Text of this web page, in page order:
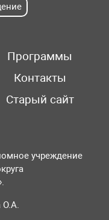
Программы
Контакты
Старый сайт
учреждение
О.А.